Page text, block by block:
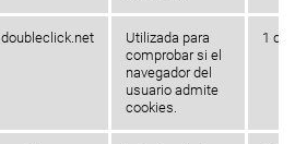
doubleclick.net
Utilizada para
comprobar si el
navegador del
usuario admite
cookies.
1